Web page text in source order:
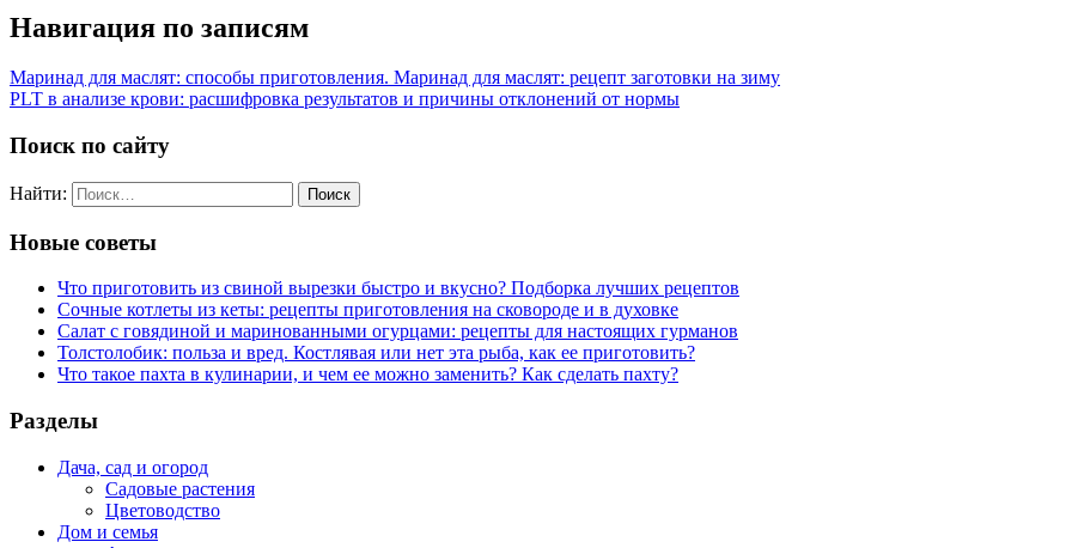
Навигация по записям
Маринад для маслят: способы приготовления. Маринад для маслят: рецепт заготовки на зиму
PLT в анализе крови: расшифровка результатов и причины отклонений от нормы
Поиск по сайту
Найти:
Новые советы
Что приготовить из свиной вырезки быстро и вкусно? Подборка лучших рецептов
Сочные котлеты из кеты: рецепты приготовления на сковороде и в духовке
Салат с говядиной и маринованными огурцами: рецепты для настоящих гурманов
Толстолобик: польза и вред. Костлявая или нет эта рыба, как ее приготовить?
Что такое пахта в кулинарии, и чем ее можно заменить? Как сделать пахту?
Разделы
Дача, сад и огород
Садовые растения
Цветоводство
Дом и семья